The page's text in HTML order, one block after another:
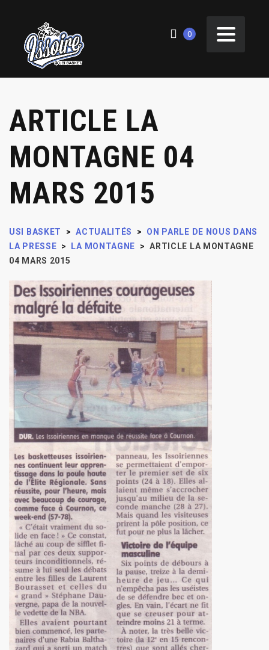
0
ARTICLE LA
MONTAGNE 04
MARS 2015
USI BASKET > ACTUALITÉS >
ON PARLE DE NOUS DANS
LA PRESSE > LA MONTAGNE > ARTICLE LA MONTAGNE
04 MARS 2015